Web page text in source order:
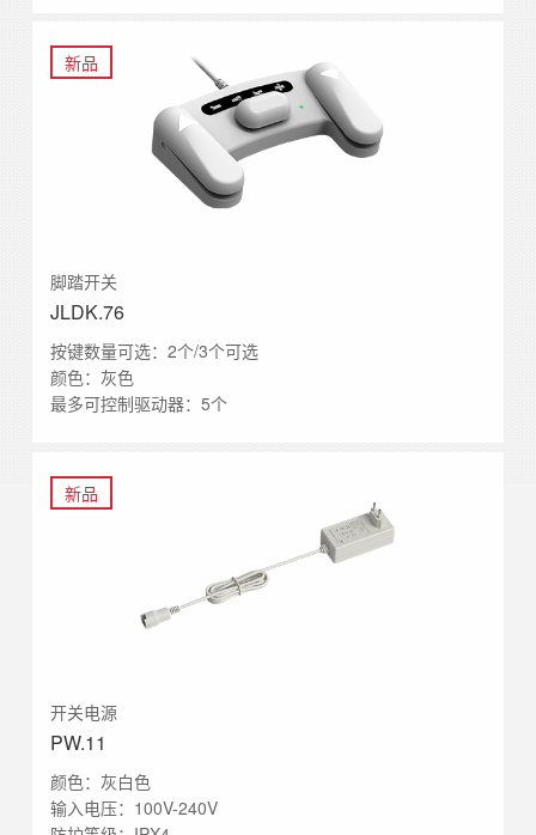
新品
脚踏开关
JLDK.76
按键数量可选：2个/3个可选
颜色：灰色
最多可控制驱动器：5个
新品
开关电源
PW.11
颜色：灰白色
输入电压：100V-240V